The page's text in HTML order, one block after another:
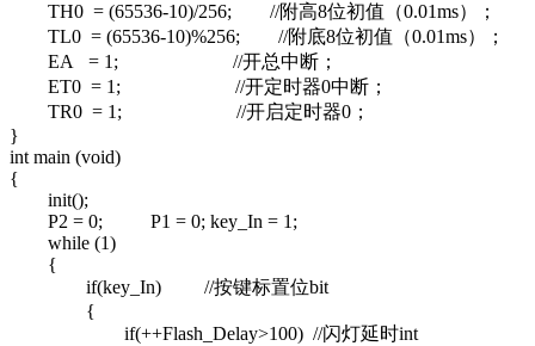
TH0 = (65536-10)/256; //附高8位初值（0.01ms）；
TL0 = (65536-10)%256; //附底8位初值（0.01ms）；
EA = 1; //开总中断；
ET0 = 1; //开定时器0中断；
TR0 = 1; //开启定时器0；
}
int main (void)
{
init();
P2 = 0; P1 = 0; key_In = 1;
while (1)
{
if(key_In) //按键标置位bit
{
if(++Flash_Delay>100) //闪灯延时int